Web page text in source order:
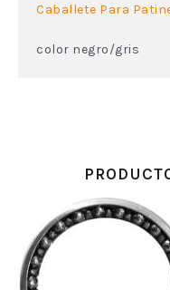
Caballete Para
color negro/gris